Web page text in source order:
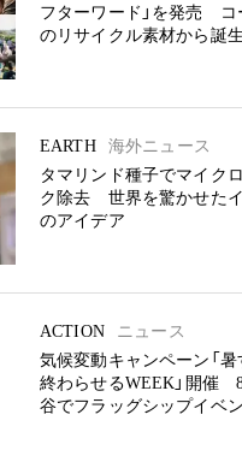
フターワード」を発売 コ
のリサイクル素材から誕生
EARTH
海外ニュース
タマリンド種子でマイク
ク除去 世界を驚かせた
のアイデア
ACTION
ニュース
気候変動キャンペーン「
終わらせるWEEK」開催
谷でフラッグシップイベ